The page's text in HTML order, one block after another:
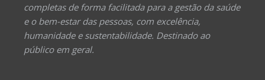
completas de forma facilitada para a gestão da saúde
e o bem-estar das pessoas, com excelência,
humanidade e sustentabilidade. Destinado ao
público em geral.